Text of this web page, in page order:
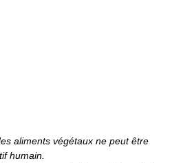
aliments végétaux ne peut être
humain.